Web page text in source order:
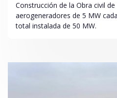
Construcción de la Obra civil
aerogeneradores de 5 MW
total instalada de 50 MW.